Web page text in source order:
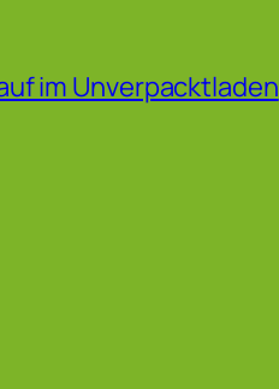
im Unverpacktladen